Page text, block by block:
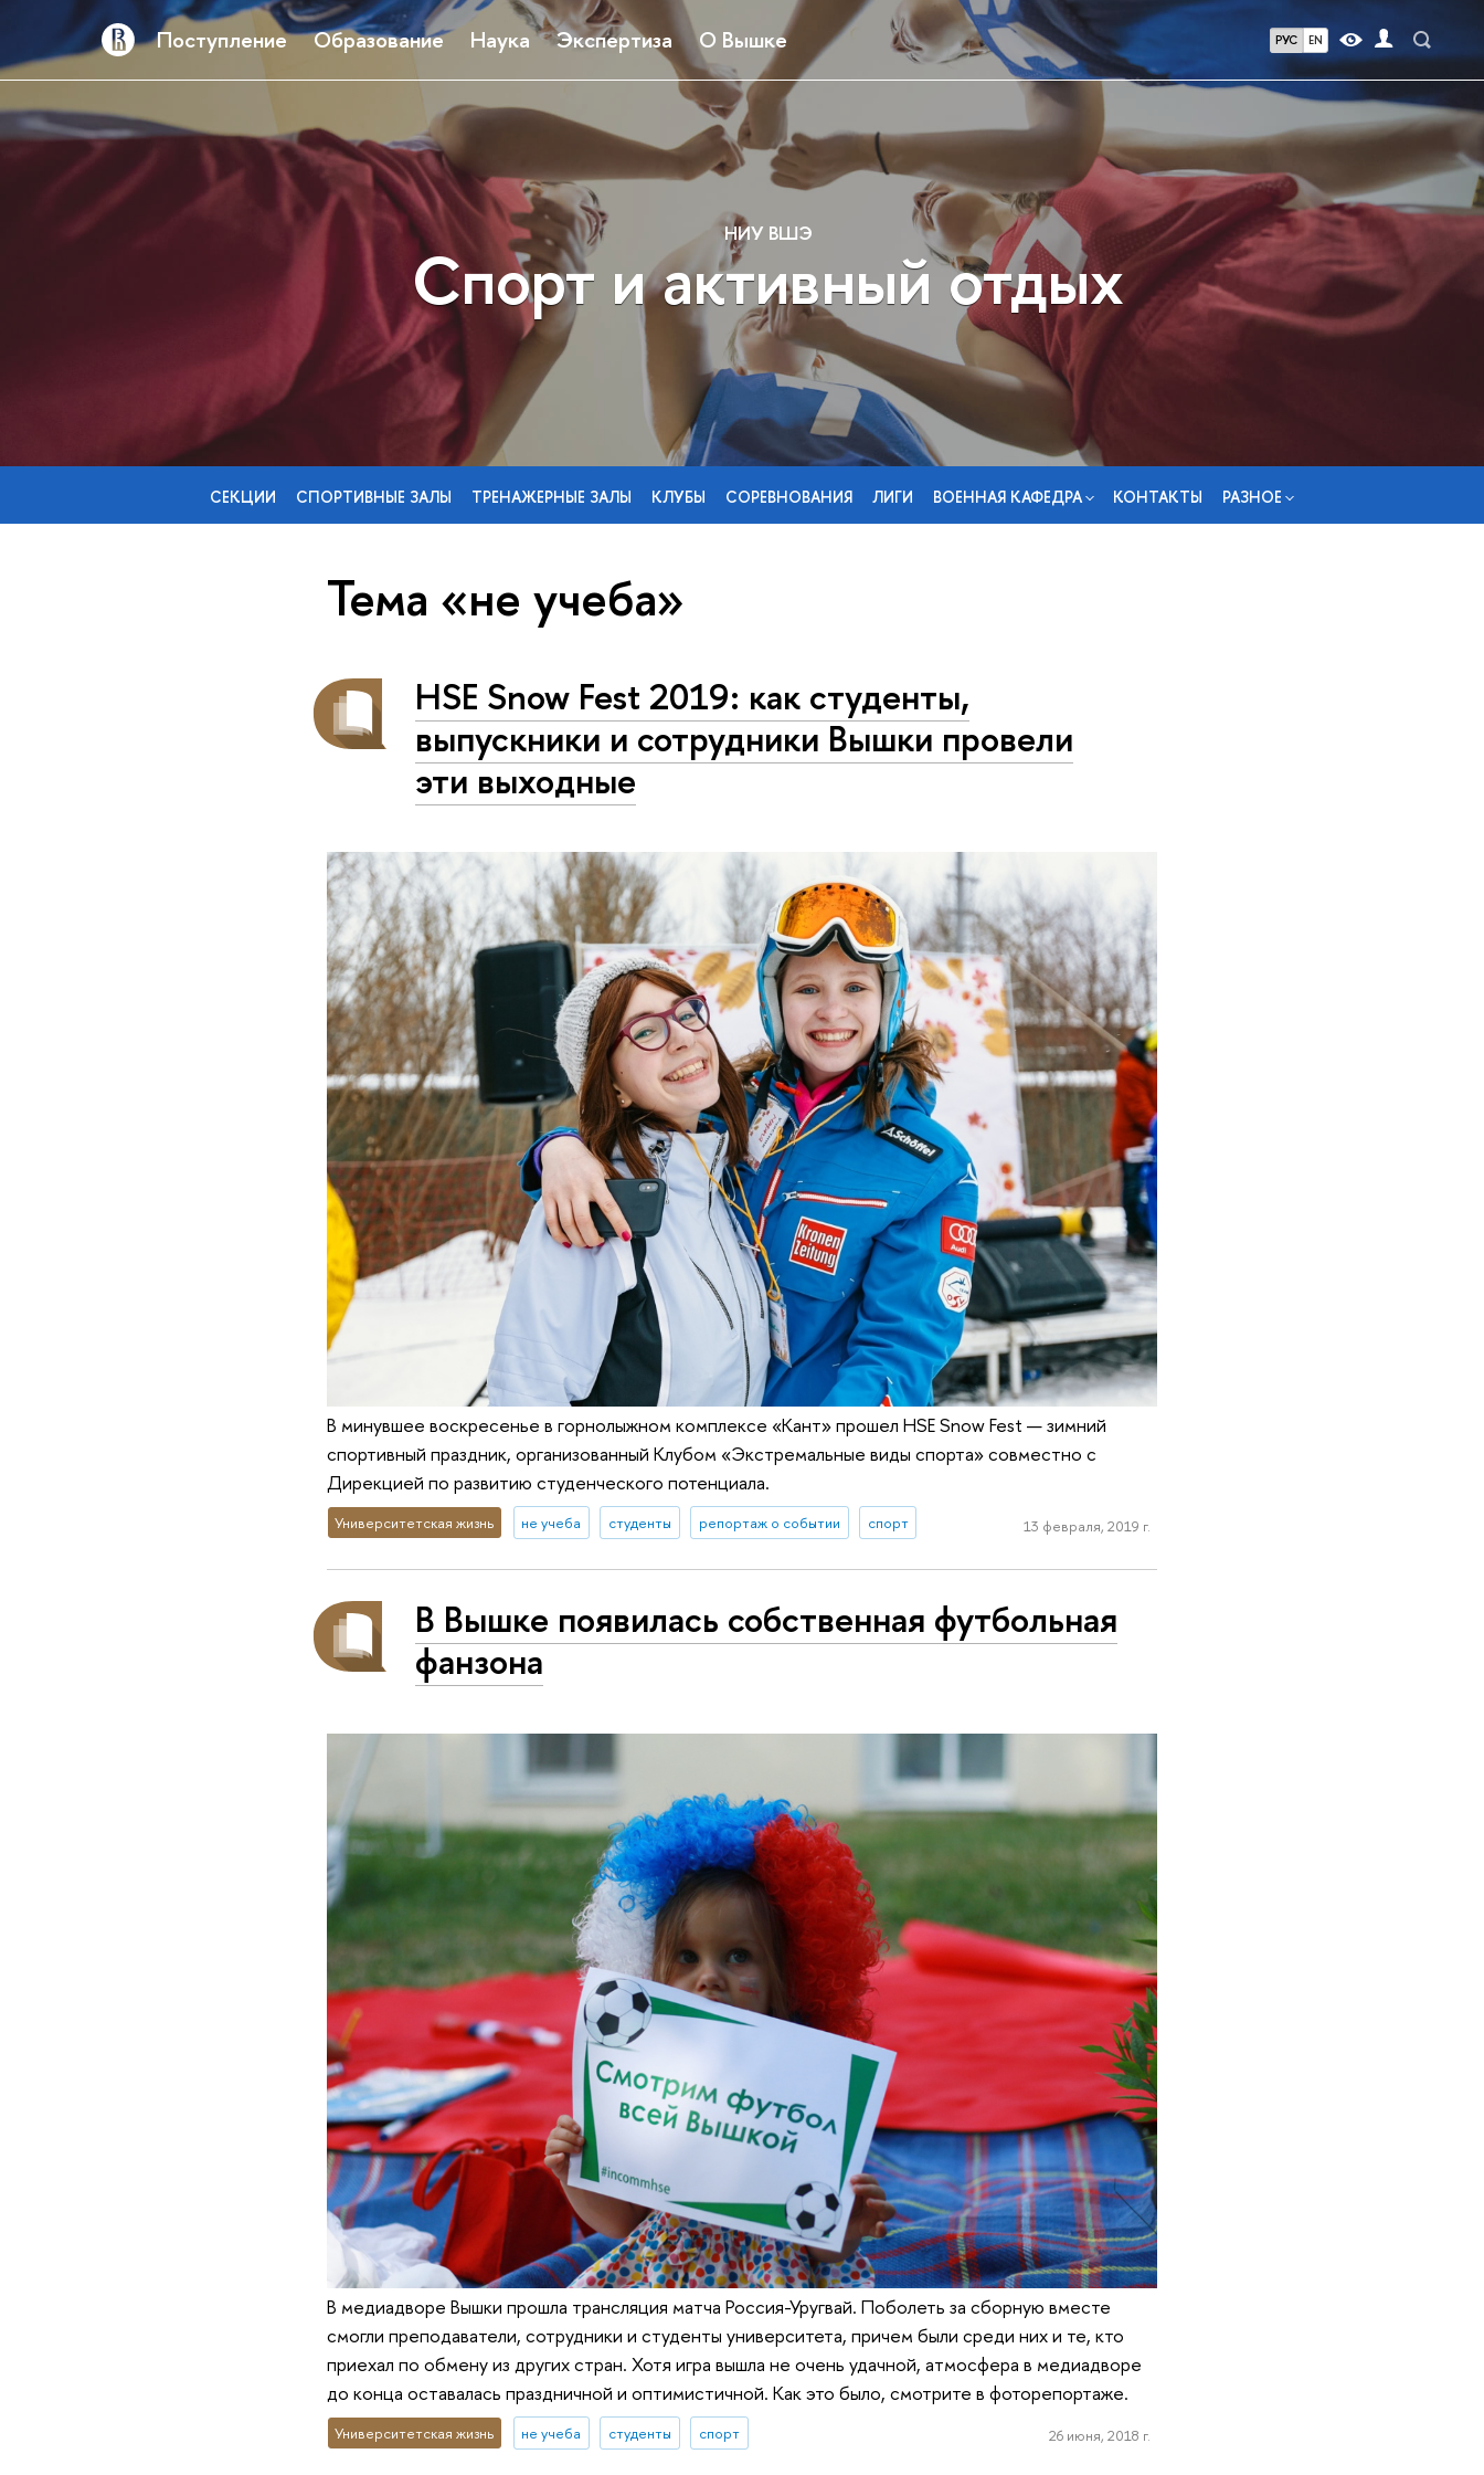
Поступление Образование Наука Экспертиза О Вышке РУС EN
НИУ ВШЭ
Спорт и активный отдых
СЕКЦИИ СПОРТИВНЫЕ ЗАЛЫ ТРЕНАЖЕРНЫЕ ЗАЛЫ КЛУБЫ СОРЕВНОВАНИЯ ЛИГИ ВОЕННАЯ КАФЕДРА КОНТАКТЫ РАЗНОЕ
Тема «не учеба»
HSE Snow Fest 2019: как студенты,
выпускники и сотрудники Вышки провели
эти выходные
В минувшее воскресенье в горнолыжном комплексе «Кант» прошел HSE Snow Fest — зимний
спортивный праздник, организованный Клубом «Экстремальные виды спорта» совместно с
Дирекцией по развитию студенческого потенциала.
Университетская жизнь не учеба студенты репортаж о событии спорт 13 февраля, 2019 г.
В Вышке появилась собственная футбольная
фанзона
В медиадворе Вышки прошла трансляция матча Россия-Уругвай. Поболеть за сборную вместе
смогли преподаватели, сотрудники и студенты университета, причем были среди них и те, кто
приехал по обмену из других стран. Хотя игра вышла не очень удачной, атмосфера в медиадворе
до конца оставалась праздничной и оптимистичной. Как это было, смотрите в фоторепортаже.
Университетская жизнь не учеба студенты спорт 26 июня, 2018 г.